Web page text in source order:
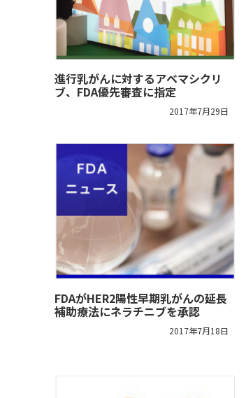
進行乳がんに対するアベマシクリ
ブ、FDA優先審査に指定
2017年7月29日
FDAがHER2陽性早期乳がんの延長
補助療法にネラチニブを承認
2017年7月18日